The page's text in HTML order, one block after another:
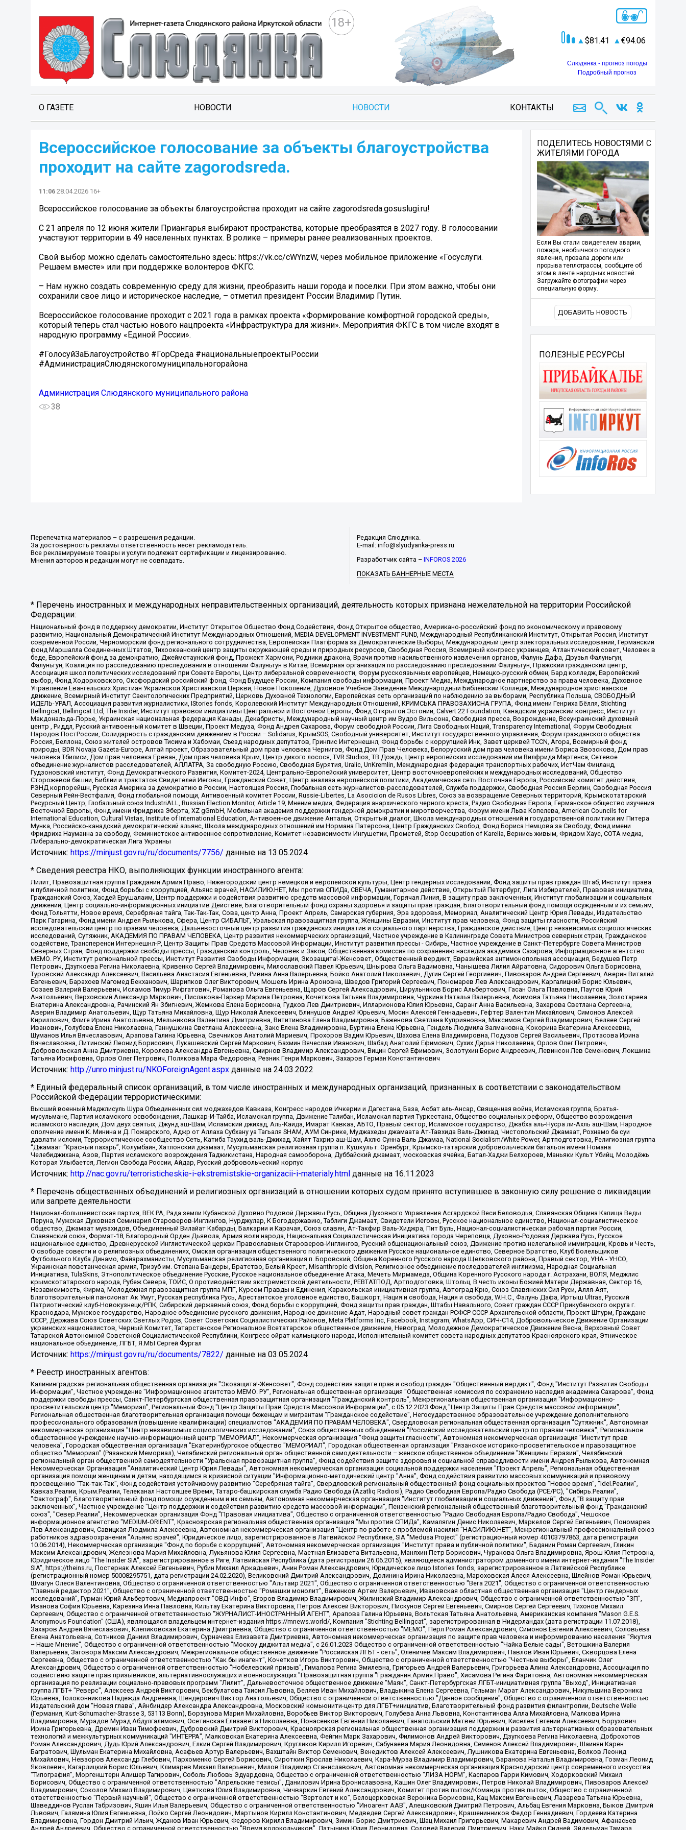
18+
81.41 94.06
Слюдянка - прогноз погоды
Подробный прогноз
О ГАЗЕТЕ НОВОСТИ НОВОСТИ КОНТАКТЫ
Всероссийское голосование за объекты благоустройства
проходит на сайте zagorodsreda.
11:06 28.04.2026 16+
Всероссийское голосование за объекты благоустройства проходит на сайте zagorodsreda.gosuslugi.ru!
С 21 апреля по 12 июня жители Приангарья выбирают пространства, которые преобразятся в 2027 году. В голосовании
участвуют территории в 49 населенных пунктах. В ролике – примеры ранее реализованных проектов.
Свой выбор можно сделать самостоятельно здесь: https://vk.cc/cWYnzW, через мобильное приложение «Госуслуги.
Решаем вместе» или при поддержке волонтеров ФКГС.
– Нам нужно создать современную среду для жизни, преобразить наши города и поселки. При этом важно, чтобы они
сохранили свое лицо и историческое наследие, – отметил президент России Владимир Путин.
Всероссийское голосование проходит с 2021 года в рамках проекта «Формирование комфортной городской среды»,
который теперь стал частью нового нацпроекта «Инфраструктура для жизни». Мероприятия ФКГС в том числе входят в
народную программу «Единой России».
#ГолосуйЗаБлагоустройство #ГорСреда #национальныепроектыРоссии
#АдминистрацияСлюдянскогомуниципальногорайона
Администрация Слюдянского муниципального района
38
ПОДЕЛИТЕСЬ НОВОСТЯМИ С
ЖИТЕЛЯМИ ГОРОДА
Если Вы стали свидетелем аварии,
пожара, необычного погодного
явления, провала дороги или
прорыва теплотрассы, сообщите об
этом в ленте народных новостей.
Загружайте фотографии через
специальную форму.
ДОБАВИТЬ НОВОСТЬ
ПОЛЕЗНЫЕ РЕСУРСЫ
Перепечатка материалов – с разрешения редакции.
За достоверность рекламы ответственность несёт рекламодатель.
Все рекламируемые товары и услуги подлежат сертификации и лицензированию.
Мнения авторов и редакции могут не совпадать.
Редакция Слюдянка.
E-mail: info@slyudyanka-press.ru
Разработчик сайта – INFOROS 2026
ПОКАЗАТЬ БАННЕРНЫЕ МЕСТА
* Перечень иностранных и международных неправительственных организаций, деятельность которых признана нежелательной на территории Российской
Федерации:
Национальный фонд в поддержку демократии, Институт Открытое Общество Фонд Содействия, Фонд Открытое общество, Американо-российский фонд по экономическому и правовому
развитию, Национальный Демократический Институт Международных Отношений, MEDIA DEVELOPMENT INVESTMENT FUND, Международный Республиканский Институт, Открытая Россия, Институт
современной России, Черноморский фонд регионального сотрудничества, Европейская Платформа за Демократические Выборы, Международный центр электоральных исследований, Германский
фонд Маршалла Соединенных Штатов, Тихоокеанский центр защиты окружающей среды и природных ресурсов, Свободная Россия, Всемирный конгресс украинцев, Атлантический совет, Человек в
беде, Европейский фонд за демократию, Джеймстаунский фонд, Прожект Хармони, Родники дракона, Врачи против насильственного извлечения органов, Фалунь Дафа, Друзья Фалуньгун,
Фалуньгун, Коалиция по расследованию преследования в отношении Фалуньгун в Китае, Всемирная организация по расследованию преследований Фалуньгун, Пражский гражданский центр,
Ассоциация школ политических исследований при Совете Европы, Центр либеральной современности, Форум русскоязычных европейцев, Немецко-русский обмен, Бард колледж, Европейский
выбор, Фонд Ходорковского, Оксфордский российский фонд, Фонд Будущее России, Компания свободы информации, Проект Медиа, Международное партнерство за права человека, Духовное
Управление Евангельских Христиан Украинской Христианской Церкви, Новое Поколение, Духовное Учебное Заведение Международный Библейский Колледж, Международное христианское
движение, Всемирный Институт Саентологических Предприятий, Церковь Духовной Технологии, Европейская сеть организаций по наблюдению за выборами, Республика Польша, СВОБОДНЫЙ
ИДЕЛЬ-УРАЛ, Ассоциация развития журналистики, IStories fonds, Королевский Институт Международных Отношений, КРИМСЬКА ПРАВОЗАХИСНА ГРУПА, Фонд имени Генриха Бёлля, Stichting
Bellingcat, Bellingcat Ltd, The Insider, Институт правовой инициативы Центральной и Восточной Европы, Фонд Открытой Эстонии, Calvert 22 Foundation, Канадский украинский конгресс, Институт
Макдональда-Лорье, Украинская национальная федерация Канады, Декабристы, Международный научный центр им Вудро Вильсона, Свободная пресса, Возрождение, Всеукраинский духовный
центр , Риддл, Русский антивоенный комитет в Швеции, Проект Медуза, Фонд Андрея Сахарова, Форум свободной России, Лига Свободных Наций, Transparеncy International, Форум Свободных
Народов ПостРоссии, Солидарность с гражданским движением в России – Solidarus, КрымSOS, Свободный университет, Институт государственного управления, Форум гражданского общества
Россия, Беллона, Союз жителей островов Тисима и Хабомаи, Съезд народных депутатов, Гринпис Интернешнл, Фонд борьбы с коррупцией Инк, Завет церквей TCCN, Агора, Всемирный фонд
природы, BDR Novaja Gazeta-Europe, Алтай проект, Образовательный дом прав человека Чернигов, Фонд Дом Прав Человека, Белорусский дом прав человека имени Бориса Звозскова, Дом прав
человека Тбилиси, Дом прав человека Ереван, Дом прав человека Крым, Центр дикого лосося, TVR Studios, ТВ Дождь, Центр европейских исследований им Вилфрида Мартенса, Сетевое
объединение журналистов расследователей, АЛЛАТРА, За свободную Россию, Свободная Бурятия, Uralic, UnKremlin, Международная федерация транспортных рабочих, ИстЧам Финланд,
Гудзоновский институт, Фонд Демократического Развития, Комитет-2024, Центрально-Европейский университет, Центр восточноевропейских и международных исследований, Общество
Сторожевой башни, Библии и трактатов Свидетелей Иеговы, Гражданский Совет, Центр анализа европейской политики, Академическая сеть Восточная Европа, Российский комитет действия,
РЭНД корпорейшн, Русская Америка за демократию в России, Настоящая Россия, Глобальная сеть журналистов-расследователей, Служба поддержки, Свободная Россия Берлин, Свободная Россия
Северный Рейн-Вестфалия, Фонд глобальной помощи, Антивоенный комитет России, Russie-Libertes, La Asocicion de Rusos Libres, Союз за возвращение Северных территорий, Крымскотатарский
Ресурсный Центр, Глобальный союз IndustriALL, Russian Election Monitor, Article 19, Мнение медиа, Федерация анархического черного креста, Радио Свободная Европа, Германское общество изучения
Восточной Европы, Фонд имени Фридриха Эберта, XZ gGmbH, Мобильная академия поддержки гендерной демократии и миротворчества, Форум имени Льва Копелева, American Councils for
International Education, Cultural Vistas, Institute of International Education, Антивоенное движение Антальи, Открытый диалог, Школа международных отношений и государственной политики им Питера
Мунка, Российско-канадский демократический альянс, Школа международных отношений им Нормана Патерсона, Центр Гражданских Свобод, Фонд Бориса Немцова за Свободу, Фонд имени
Фридриха Науманна за свободу, Феминистское антивоенное сопротивление, Комитет независимости Ингушетии, Прометей, Stop Occupation of Karelia, Вернись живым, Фридом Хаус, СОТА медиа,
Либерально-демократическая Лига Украины
Источник: https://minjust.gov.ru/ru/documents/7756/ данные на 13.05.2024
* Сведения реестра НКО, выполняющих функции иностранного агента:
Лилит, Правозащитная группа Гражданин.Армия.Право, Нижегородский центр немецкой и европейской культуры, Центр гендерных исследований, Фонд защиты прав граждан Штаб, Институт права
и публичной политики, Фонд борьбы с коррупцией, Альянс врачей, НАСИЛИЮ.НЕТ, Мы против СПИДа, СВЕЧА, Гуманитарное действие, Открытый Петербург, Лига Избирателей, Правовая инициатива,
Гражданский Союз, Хасдей Ерушалаим, Центр поддержки и содействия развитию средств массовой информации, Горячая Линия, В защиту прав заключенных, Институт глобализации и социальных
движений, Центр социально-информационных инициатив Действие, Благотворительный фонд охраны здоровья и защиты прав граждан, Благотворительный фонд помощи осужденным и их семьям,
Фонд Тольятти, Новое время, Серебряная тайга, Так-Так-Так, Сова, центр Анна, Проект Апрель, Самарская губерния, Эра здоровья, Мемориал, Аналитический Центр Юрия Левады, Издательство
Парк Гагарина, Фонд имени Андрея Рылькова, Сфера, Центр СИБАЛЬТ, Уральская правозащитная группа, Женщины Евразии, Институт прав человека, Фонд защиты гласности, Российский
исследовательский центр по правам человека, Дальневосточный центр развития гражданских инициатив и социального партнерства, Гражданское действие, Центр независимых социологических
исследований, Сутяжник, АКАДЕМИЯ ПО ПРАВАМ ЧЕЛОВЕКА, Центр развития некоммерческих организаций, Частное учреждение в Калининграде Совета Министров северных стран, Гражданское
содействие, Трансперенси Интернешнл-Р, Центр Защиты Прав Средств Массовой Информации, Институт развития прессы - Сибирь, Частное учреждение в Санкт-Петербурге Совета Министров
Северных Стран, Фонд поддержки свободы прессы, Гражданский контроль, Человек и Закон, Общественная комиссия по сохранению наследия академика Сахарова, Информационное агентство
МЕМО. РУ, Институт региональной прессы, Институт Развития Свободы Информации, Экозащита!-Женсовет, Общественный вердикт, Евразийская антимонопольная ассоциация, Бедушев Петр
Петрович, Дзугкоева Регина Николаевна, Кривенко Сергей Владимирович, Милославский Павел Юрьевич, Шнырова Ольга Вадимовна, Чанышева Лилия Айратовна, Сидорович Ольга Борисовна,
Туровский Александр Алексеевич, Васильева Анастасия Евгеньевна, Ривина Анна Валерьевна, Бойко Анатолий Николаевич, Дугин Сергей Георгиевич, Пивоваров Андрей Сергеевич, Аверин Виталий
Евгеньевич, Барахоев Магомед Бекханович, Шарипков Олег Викторович, Мошель Ирина Ароновна, Шведов Григорий Сергеевич, Пономарев Лев Александрович, Каргалицкий Борис Юльевич,
Созаев Валерий Валерьевич, Исламов Тимур Рифгатович, Романова Ольга Евгеньевна, Щаров Сергей Алексадрович, Цирульников Борис Альбертович, Гасан Ольга Павловна, Паутов Юрий
Анатольевич, Верховский Александр Маркович, Пислакова-Паркер Марина Петровна, Кочеткова Татьяна Владимировна, Чуркина Наталья Валерьевна, Акимова Татьяна Николаевна, Золотарева
Екатерина Александровна, Рачинский Ян Збигневич, Жемкова Елена Борисовна, Гудков Лев Дмитриевич, Илларионова Юлия Юрьевна, Саранг Анна Васильевна, Захарова Светлана Сергеевна,
Аверин Владимир Анатольевич, Щур Татьяна Михайловна, Щур Николай Алексеевич, Блинушов Андрей Юрьевич, Мосин Алексей Геннадьевич, Гефтер Валентин Михайлович, Симонов Алексей
Кириллович, Флиге Ирина Анатольевна, Мельникова Валентина Дмитриевна, Вититинова Елена Владимировна, Баженова Светлана Куприяновна, Максимов Сергей Владимирович, Беляев Сергей
Иванович, Голубева Елена Николаевна, Ганнушкина Светлана Алексеевна, Закс Елена Владимировна, Буртина Елена Юрьевна, Гендель Людмила Залмановна, Кокорина Екатерина Алексеевна,
Шуманов Илья Вячеславович, Арапова Галина Юрьевна, Свечников Анатолий Мариевич, Прохоров Вадим Юрьевич, Шахова Елена Владимировна, Подузов Сергей Васильевич, Протасова Ирина
Вячеславовна, Литинский Леонид Борисович, Лукашевский Сергей Маркович, Бахмин Вячеслав Иванович, Шабад Анатолий Ефимович, Сухих Дарья Николаевна, Орлов Олег Петрович,
Добровольская Анна Дмитриевна, Королева Александра Евгеньевна, Смирнов Владимир Александрович, Вицин Сергей Ефимович, Золотухин Борис Андреевич, Левинсон Лев Семенович, Локшина
Татьяна Иосифовна, Орлов Олег Петрович, Полякова Мара Федоровна, Резник Генри Маркович, Захаров Герман Константинович
Источник: http://unro.minjust.ru/NKOForeignAgent.aspx данные на 24.03.2022
* Единый федеральный список организаций, в том числе иностранных и международных организаций, признанных в соответствии с законодательством
Российской Федерации террористическими:
Высший военный Маджлисуль Шура Объединенных сил моджахедов Кавказа, Конгресс народов Ичкерии и Дагестана, База, Асбат аль-Ансар, Священная война, Исламская группа, Братья-
мусульмане, Партия исламского освобождения, Лашкар-И-Тайба, Исламская группа, Движение Талибан, Исламская партия Туркестана, Общество социальных реформ, Общество возрождения
исламского наследия, Дом двух святых, Джунд аш-Шам, Исламский джихад, Аль-Каида, Имарат Кавказ, АБТО, Правый сектор, Исламское государство, Джабха аль-Нусра ли-Ахль аш-Шам, Народное
ополчение имени К. Минина и Д. Пожарского, Аджр от Аллаха Субхану уа Тагьаля SHAM, АУМ Синрике, Муджахеды джамаата Ат-Тавхида Валь-Джихад, Чистопольский Джамаат, Рохнамо ба суи
давлати исломи, Террористическое сообщество Сеть, Катиба Таухид валь-Джихад, Хайят Тахрир аш-Шам, Ахлю Сунна Валь Джамаа, National Socialism/White Power, Артподготовка, Религиозная группа
“Джамаат “Красный пахарь”, Колумбайн, Хатлонский джамаат, Мусульманская религиозная группа п. Кушкуль г. Оренбург, Крымско-татарский добровольческий батальон имени Номана
Челебиджихана, Азов, Партия исламского возрождения Таджикистана, Народная самооборона, Дуббайский джамаат, московская ячейка, Батал-Хаджи Белхороев, Маньяки Культ Убийц, Молодёжь
Которая Улыбается, Легион Свобода России, Айдар, Русский добровольческий корпус
Источник: http://nac.gov.ru/terroristicheskie-i-ekstremistskie-organizacii-i-materialy.html данные на 16.11.2023
* Перечень общественных объединений и религиозных организаций в отношении которых судом принято вступившее в законную силу решение о ликвидации
или запрете деятельности:
Национал-большевистская партия, ВЕК РА, Рада земли Кубанской Духовно Родовой Державы Русь, Община Духовного Управления Асгардской Веси Беловодья, Славянская Община Капища Веды
Перуна, Мужская Духовная Семинария Староверов-Инглингов, Нурджулар, К Богодержавию, Таблиги Джамаат, Свидетели Иеговы, Русское национальное единство, Национал-социалистическое
общество, Джамаат мувахидов, Объединенный Вилайат Кабарды, Балкарии и Карачая, Союз славян, Ат-Такфир Валь-Хиджра, Пит Буль, Национал-социалистическая рабочая партия России,
Славянский союз, Формат-18, Благородный Орден Дьявола, Армия воли народа, Национальная Социалистическая Инициатива города Череповца, Духовно-Родовая Держава Русь, Русское
национальное единство, Древнерусской Инглистической церкви Православных Староверов-Инглингов, Русский общенациональный союз, Движение против нелегальной иммиграции, Кровь и Честь,
О свободе совести и о религиозных объединениях, Омская организация общественного политического движения Русское национальное единство, Северное Братство, Клуб Болельщиков
Футбольного Клуба Динамо, Файзрахманисты, Мусульманская религиозная организация п. Боровский, Община Коренного Русского народа Щелковского района, Правый сектор, УНА - УНСО,
Украинская повстанческая армия, Тризуб им. Степана Бандеры, Братство, Белый Крест, Misanthropic division, Религиозное объединение последователей инглиизма, Народная Социальная
Инициатива, TulaSkins, Этнополитическое объединение Русские, Русское национальное объединение Атака, Мечеть Мирмамеда, Община Коренного Русского народа г. Астрахани, ВОЛЯ, Меджлис
крымскотатарского народа, Рубеж Севера, ТОЙС, О противодействии экстремистской деятельности, РЕВТАТПОД, Артподготовка, Штольц, В честь иконы Божией Матери Державная, Сектор 16,
Независимость, Фирма, Молодежная правозащитная группа МПГ, Курсом Правды и Единения, Каракольская инициативная группа, Автоград Крю, Союз Славянских Сил Руси, Алля-Аят,
Благотворительный пансионат Ак Умут, Русская республика Русь, Арестантское уголовное единство, Башкорт, Нация и свобода, Нация и свобода, W.H.С., Фалунь Дафа, Иртыш Ultras, Русский
Патриотический клуб-Новокузнецк/РПК, Сибирский державный союз, Фонд борьбы с коррупцией, Фонд защиты прав граждан, Штабы Навального, Совет граждан СССР Прикубанского округа г.
Краснодара, Мужское государство, Народное объединение русского движения, Народное движение Адат, Народный совет граждан РСФСР СССР Архангельской области, Проект Штурм, Граждане
СССР, Держава Союз Советских Светлых Родов, Совет Советских Социалистических Районов, Meta Platforms Inc, Facebook, Instagram, WhatsApp, СИЧ-С14, Добровольческое Движение Организации
украинских националистов, Черный Комитет, Татарстанское Региональное Всетатарское общественное движение, Невоград, Молодежное Демократическое Движение Весна, Верховный Совет
Татарской Автономной Советской Социалистической Республики, Конгресс ойрат-калмыцкого народа, Исполнительный комитет совета народных депутатов Красноярского края, Этническое
национальное объединение, ЛГБТ, Я.МЫ Сергей Фургал
Источник: https://minjust.gov.ru/ru/documents/7822/ данные на 03.05.2024
* Реестр иностранных агентов:
Калининградская региональная общественная организация "Экозащита!-Женсовет", Фонд содействия защите прав и свобод граждан "Общественный вердикт", Фонд "Институт Развития Свободы Информации", Частное учреждение "Информационное агентство МЕМО. РУ", Региональная общественная организация "Общественная комиссия по сохранению наследия академика Сахарова", Фонд поддержки свободы прессы, Санкт-Петербургская общественная правозащитная организация "Гражданский контроль", Межрегиональная общественная организация "Информационно-просветительский центр "Мемориал", Региональный Фонд "Центр Защиты Прав Средств Массовой Информации", с 05.12.2023 Фонд "Центр Защиты Прав Средств массовой информации", Региональная общественная благотворительная организация помощи беженцам и мигрантам "Гражданское содействие", Негосударственное образовательное учреждение дополнительного профессионального образования (повышение квалификации) специалистов "АКАДЕМИЯ ПО ПРАВАМ ЧЕЛОВЕКА", Свердловская региональная общественная организация "Сутяжник", Автономная некоммерческая организация "Центр независимых социологических исследований", Союз общественных объединений "Российский исследовательский центр по правам человека", Региональное общественное учреждение научно-информационный центр "МЕМОРИАЛ", Некоммерческая организация "Фонд защиты гласности", Автономная некоммерческая организация "Институт прав человека", Городская общественная организация "Екатеринбургское общество "МЕМОРИАЛ", Городская общественная организация "Рязанское историко-просветительское и правозащитное общество "Мемориал" (Рязанский Мемориал), Челябинский региональный орган общественной самодеятельности – женское общественное объединение "Женщины Евразии", Челябинский региональный орган общественной самодеятельности "Уральская правозащитная группа", Фонд содействия защите здоровья и социальной справедливости имени Андрея Рылькова, Автономная Некоммерческая Организация "Аналитический Центр Юрия Левады", Автономная некоммерческая организация социальной поддержки населения "Проект Апрель", Региональная общественная организация помощи женщинам и детям, находящимся в кризисной ситуации "Информационно-методический центр "Анна", Фонд содействия развитию массовых коммуникаций и правовому просвещению "Так-так-Так", Фонд содействия устойчивому развитию "Серебряная тайга", Свердловский региональный общественный фонд социальных проектов "Новое время", "Idel.Реалии", Кавказ.Реалии, Крым.Реалии, Телеканал Настоящее Время, Татаро-башкирская служба Радио Свобода (Azatliq Radiosi), Радио Свободная Европа/Радио Свобода (PCE/PC), "Сибирь.Реалии", "Фактограф", Благотворительный фонд помощи осужденным и их семьям, Автономная некоммерческая организация "Институт глобализации и социальных движений", Фонд "В защиту прав заключенных", Частное учреждение "Центр поддержки и содействия развитию средств массовой информации", Пензенский региональный общественный благотворительный фонд "Гражданский союз", "Север.Реалии", Некоммерческая организация Фонд "Правовая инициатива", Общество с ограниченной ответственностью "Радио Свободная Европа/Радио Свобода", Чешское информационное агентство "MEDIUM-ORIENT", Красноярская региональная общественная организация "Мы против СПИДа", Камалягин Денис Николаевич, Маркелов Сергей Евгеньевич, Пономарев Лев Александрович, Савицкая Людмила Алексеевна, Автономная некоммерческая организация "Центр по работе с проблемой насилия "НАСИЛИЮ.НЕТ", Межрегиональный профессиональный союз работников здравоохранения "Альянс врачей", Юридическое лицо, зарегистрированное в Латвийской Республике, SIA "Medusa Project" (регистрационный номер 40103797863, дата регистрации 10.06.2014), Некоммерческая организация "Фонд по борьбе с коррупцией", Автономная некоммерческая организация "Институт права и публичной политики", Баданин Роман Сергеевич, Гликин Максим Александрович, Железнова Мария Михайловна, Лукьянова Юлия Сергеевна, Маетная Елизавета Витальевна, Маняхин Петр Борисович, Чуракова Ольга Владимировна, Ярош Юлия Петровна, Юридическое лицо "The Insider SIA", зарегистрированное в Риге, Латвийская Республика (дата регистрации 26.06.2015), являющееся администратором доменного имени интернет-издания "The Insider SIA", https://theins.ru, Постернак Алексей Евгеньевич, Рубин Михаил Аркадьевич, Анин Роман Александрович, Юридическое лицо Istories fonds, зарегистрированное в Латвийской Республике (регистрационный номер 50008295751, дата регистрации 24.02.2020), Великовский Дмитрий Александрович, Долинина Ирина Николаевна, Мароховская Алеся Алексеевна, Шлейнов Роман Юрьевич, Шмагун Олеся Валентиновна, Общество с ограниченной ответственностью "Альтаир 2021", Общество с ограниченной ответственностью "Вега 2021", Общество с ограниченной ответственностью "Главный редактор 2021", Общество с ограниченной ответственностью "Ромашки монолит", Важенков Артем Валерьевич, Ивановская областная общественная организация "Центр гендерных исследований", Гурман Юрий Альбертович, Медиапроект "ОВД-Инфо", Егоров Владимир Владимирович, Жилинский Владимир Александрович, Общество с ограниченной ответственностью "ЗП", Иванова София Юрьевна, Карезина Инна Павловна, Кильтау Екатерина Викторовна, Петров Алексей Викторович, Пискунов Сергей Евгеньевич, Смирнов Сергей Сергеевич, Тихонов Михаил Сергеевич, Общество с ограниченной ответственностью "ЖУРНАЛИСТ-ИНОСТРАННЫЙ АГЕНТ", Арапова Галина Юрьевна, Вольтская Татьяна Анатольевна, Американская компания "Mason G.E.S. Anonymous Foundation" (США), являющаяся владельцем интернет-издания https://mnews.world/, Компания "Stichting Bellingcat", зарегистрированная в Нидерландах (дата регистрации 11.07.2018), Захаров Андрей Вячеславович, Клепиковская Екатерина Дмитриевна, Общество с ограниченной ответственностью "МЕМО", Перл Роман Александрович, Симонов Евгений Алексеевич, Соловьева Елена Анатольевна, Сотников Даниил Владимирович, Сурначева Елизавета Дмитриевна, Автономная некоммерческая организация по защите прав человека и информированию населения "Якутия – Наше Мнение", Общество с ограниченной ответственностью "Москоу диджитал медиа", с 26.01.2023 Общество с ограниченной ответственностью "Чайка Белые сады", Ветошкина Валерия Валерьевна, Заговора Максим Александрович, Межрегиональное общественное движение "Российская ЛГБТ - сеть", Оленичев Максим Владимирович, Павлов Иван Юрьевич, Скворцова Елена Сергеевна, Общество с ограниченной ответственностью "Как бы инагент", Кочетков Игорь Викторович, Общество с ограниченной ответственностью "Честные выборы", Еланчик Олег Александрович, Общество с ограниченной ответственностью "Нобелевский призыв", Гималова Регина Эмилевна, Григорьев Андрей Валерьевич, Григорьева Алина Александровна, Ассоциация по содействию защите прав призывников, альтернативнослужащих и военнослужащих "Правозащитная группа "Гражданин.Армия.Право", Хисамова Регина Фаритовна, Автономная некоммерческая организация по реализации социально-правовых программ "Лилит", Дальневосточное общественное движение "Маяк", Санкт-Петербургская ЛГБТ-инициативная группа "Выход", Инициативная группа ЛГБТ+ "Реверс", Алексеев Андрей Викторович, Бекбулатова Таисия Львовна, Беляев Иван Михайлович, Владыкина Елена Сергеевна, Гельман Марат Александрович, Никульшина Вероника Юрьевна, Толоконникова Надежда Андреевна, Шендерович Виктор Анатольевич, Общество с ограниченной ответственностью "Данное сообщение", Общество с ограниченной ответственностью Издательский дом "Новая глава", Айнбиндер Александра Александровна, Московский комьюнити-центр для ЛГБТ+инициатив, Благотворительный фонд развития филантропии, Deutsche Welle (Германия, Kurt-Schumacher-Strasse 3, 53113 Bonn), Борзунова Мария Михайловна, Воробьев Виктор Викторович, Голубева Анна Львовна, Константинова Алла Михайловна, Малкова Ирина Владимировна, Мурадов Мурад Абдулгалимович, Осетинская Елизавета Николаевна, Понасенков Евгений Николаевич, Ганапольский Матвей Юрьевич, Киселев Евгений Алексеевич, Борухович Ирина Григорьевна, Дремин Иван Тимофеевич, Дубровский Дмитрий Викторович, Красноярская региональная общественная организация поддержки и развития альтернативных образовательных технологий и межкультурных коммуникаций "ИНТЕРРА", Маяковская Екатерина Алексеевна, Фейгин Марк Захарович, Филимонов Андрей Викторович, Дзугкоева Регина Николаевна, Доброхотов Роман Александрович, Дудь Юрий Александрович, Елкин Сергей Владимирович, Кругликов Кирилл Игоревич, Сабунаева Мария Леонидовна, Семенов Алексей Владимирович, Шаинян Карен Багратович, Шульман Екатерина Михайловна, Асафьев Артур Валерьевич, Вахштайн Виктор Семенович, Венедиктов Алексей Алексеевич, Лушникова Екатерина Евгеньевна, Волков Леонид Михайлович, Невзоров Александр Глебович, Пархоменко Сергей Борисович, Сироткин Ярослав Николаевич, Кара-Мурза Владимир Владимирович, Баранова Наталья Владимировна, Гозман Леонид Яковлевич, Кагарлицкий Борис Юльевич, Климарев Михаил Валерьевич, Милов Владимир Станиславович, Автономная некоммерческая организация Краснодарский центр современного искусства "Типография", Моргенштерн Алишер Тагирович, Соболь Любовь Эдуардовна, Общество с ограниченной ответственностью "ЛИЗА НОРМ", Каспаров Гарри Кимович, Ходорковский Михаил Борисович, Общество с ограниченной ответственностью "Апрельские тезисы", Данилович Ирина Брониславовна, Кашин Олег Владимирович, Петров Николай Владимирович, Пивоваров Алексей Владимирович, Соколов Михаил Владимирович, Цветкова Юлия Владимировна, Чичваркин Евгений Александрович, Комитет против пыток/Команда против пыток, Общество с ограниченной ответственностью "Первый научный", Общество с ограниченной ответственностью "Вертолет и ко", Белоцерковская Вероника Борисовна, Кац Максим Евгеньевич, Лазарева Татьяна Юрьевна, Шаведдинов Руслан Табризович, Яшин Илья Валерьевич, Общество с ограниченной ответственностью "Иноагент ААВ", Алешковский Дмитрий Петрович, Альбац Евгения Марковна, Быков Дмитрий Львович, Галямина Юлия Евгеньевна, Лойко Сергей Леонидович, Мартынов Кирилл Константинович, Медведев Сергей Александрович, Крашенинников Федор Геннадиевич, Гордеева Катерина Вл